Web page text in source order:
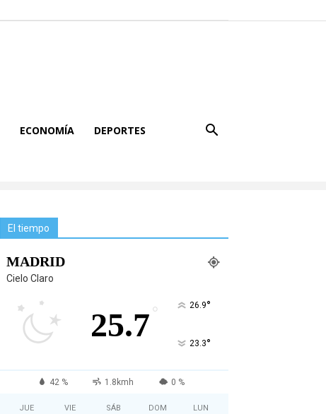
ECONOMÍA DEPORTES
El tiempo
MADRID
Cielo Claro
25.7 ° 26.9°
23.3°
42 % 1.8kmh 0 %
JUE VIE SÁB DOM LUN